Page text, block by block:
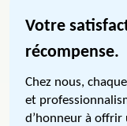
Votre
récompense.
Chez nous,
et
d’honneur à offrir